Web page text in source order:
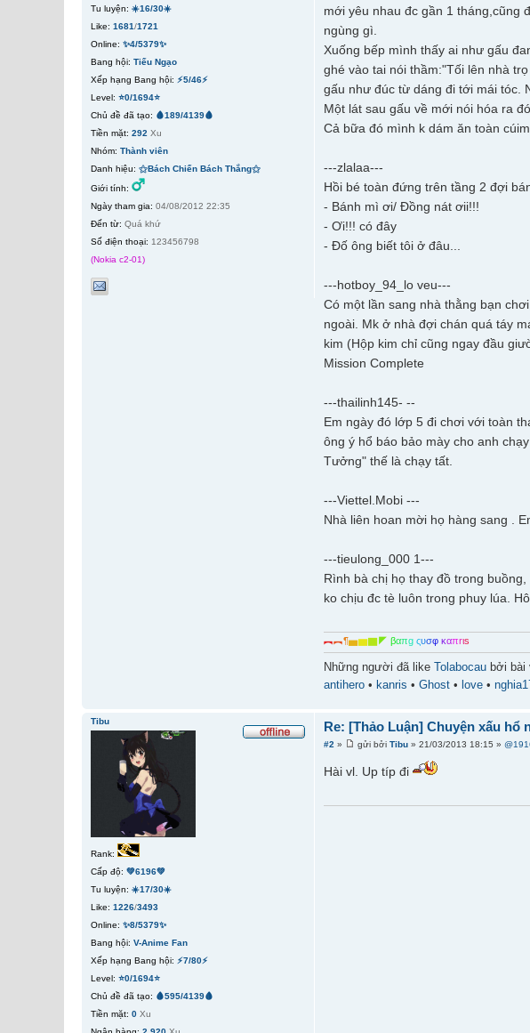
mới yêu nhau đc gần 1 tháng,cũng
ngùng gì.
Xuống bếp mình thấy ai như gấu
ghé vào tai nói thầm:"Tối lên nhà
gấu như đúc từ dáng đi tới mái tóc.
Một lát sau gấu về mới nói hóa ra
Cả bữa đó mình k dám ăn toàn
---zlalaa---
Hồi bé toàn đứng trên tầng 2 đợi
- Bánh mì ơi/ Đồng nát ơii!!!
- Ơi!!! có đây
- Đố ông biết tôi ở đâu...
---hotboy_94_lo ­veu---
Có một lần sang nhà thằng bạn
ngoài. Mk ở nhà đợi chán quá táy
kim (Hộp kim chỉ cũng ngay đầu
Mission Complete
---thailinh145- ­--
Em ngày đó lớp 5 đi chơi với toàn
ông ý hổ báo bảo mày cho anh
Tưởng" thế là chạy tất.
---Viettel.Mobi ­---
Nhà liên hoan mời họ hàng sang .
---tieulong_000 ­1---
Rình bà chị họ thay đồ trong
ko chịu đc tè luôn trong phuy lúa.
︻︻¶▅▆▇◤ βαπg ςυσφ καπrιs
Những người đã like Tolabocau bởi bài
antihero • kanris •Ghost • love •
Tu luyện: ☀️16/30☀️
Like: 1681/1721
Online: ✨4/5379✨
Bang hội: Tiếu Ngạo
Xếp hạng Bang hội: ⚡5/46⚡
Level: ⭐0/1694⭐
Chủ đề đã tạo: 🩸189/4139🩸
Tiền mặt: 292 Xu
Nhóm: Thành viên
Danh hiệu: ⚝Bách Chiến Bách Thắng⚝
Giới tính:
Ngày tham gia: 04/08/2012 22:35
Đến từ: Quá khứ
Số điện thoại: 123456798
(Nokia c2-01)
Re: [Thảo Luận] Chuyện xấu
#2 » gửi bởiTibu » 21/03/2013 18:15 »
Hài vl. Up típ đi
Tibu
Rank:
Cấp độ: 💚6196💚
Tu luyện: ☀️17/30☀️
Like: 1226/3493
Online: ✨8/5379✨
Bang hội: V-Anime Fan
Xếp hạng Bang hội: ⚡7/80⚡
Level: ⭐0/1694⭐
Chủ đề đã tạo: 🩸595/4139🩸
Tiền mặt: 0 Xu